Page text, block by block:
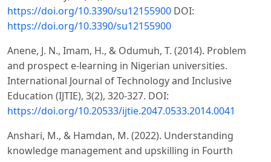
https://doi.org/10.3390/su12155900 DOI:
https://doi.org/10.3390/su12155900
Anene, J. N., Imam, H., & Odumuh, T. (2014). Problem
and prospect e-learning in Nigerian universities.
International Journal of Technology and Inclusive
Education (IJTIE), 3(2), 320-327. DOI:
https://doi.org/10.20533/ijtie.2047.0533.2014.0041
Anshari, M., & Hamdan, M. (2022). Understanding
knowledge management and upskilling in Fourth